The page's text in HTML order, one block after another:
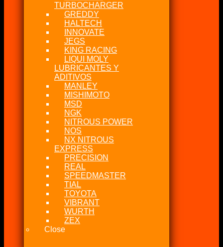
TURBOCHARGER
GREDDY
HALTECH
INNOVATE
JEGS
KING RACING
LIQUI MOLY
LUBRICANTES Y
ADITIVOS
MANLEY
MISHIMOTO
MSD
NGK
NITROUS POWER
NOS
NX NITROUS
EXPRESS
PRECISION
REAL
SPEEDMASTER
TIAL
TOYOTA
VIBRANT
WURTH
ZEX
Close